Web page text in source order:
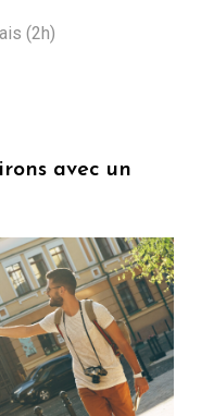
(2h)
avec un